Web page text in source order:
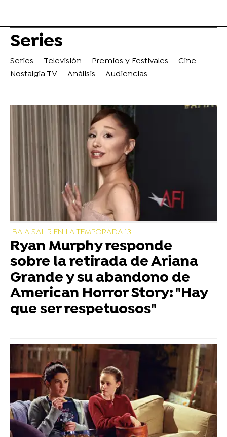
Series
Series Televisión Premios y Festivales
Cine
Nostalgia TV
Análisis Audiencias
IBA A SALIR EN LA TEMPORADA 13
Ryan Murphy responde
sobre la retirada de Ariana
Grande y su abandono de
American Horror Story: "Hay
que ser respetuosos"